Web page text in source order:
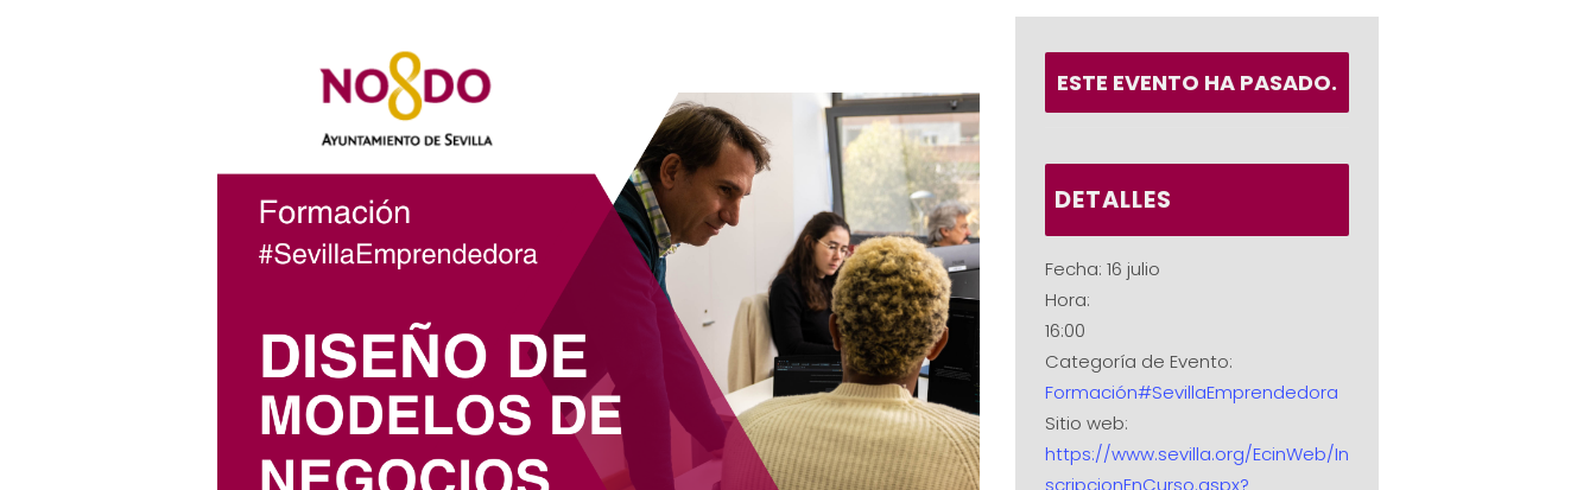
ESTE EVENTO HA PASADO.
DETALLES
Fecha: 16 julio
Hora:
16:00
Categoría de Evento:
Formación#SevillaEmprendedora
Sitio web:
https://www.sevilla.org/EcinWeb/In
scripcionEnCurso.aspx?